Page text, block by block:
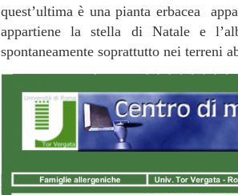
quest’ultima è una pianta erbacea
appartiene la stella di Natale e
spontaneamente soprattutto nei terreni